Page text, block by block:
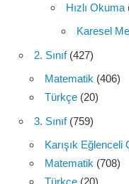
Hızlı Okuma
Karesel
2. Sınıf(427)
Matematik (406)
Türkçe (20)
3. Sınıf(759)
Karışık Eğlenceli
Matematik (708)